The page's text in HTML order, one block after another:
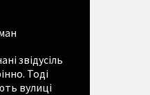
звідусіль
Тоді
вулиці